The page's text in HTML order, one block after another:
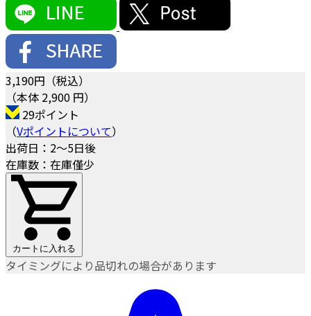
3,190円（税込）
（本体 2,900 円）
29ポイント
（Vポイントについて）
出荷日：2～5日後
在庫数：在庫僅少
カートに入れる
タイミングにより品切れの場合があります